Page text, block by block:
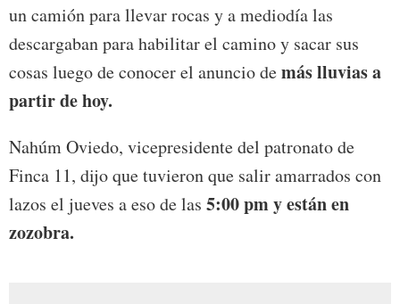
un camión para llevar rocas y a mediodía las
descargaban para habilitar el camino y sacar sus
cosas luego de conocer el anuncio demás lluvias a
partir de hoy.
Nahúm Oviedo, vicepresidente del patronato de
Finca 11, dijo que tuvieron que salir amarrados con
lazos el jueves a eso de las 5:00 pm y están en
zozobra.